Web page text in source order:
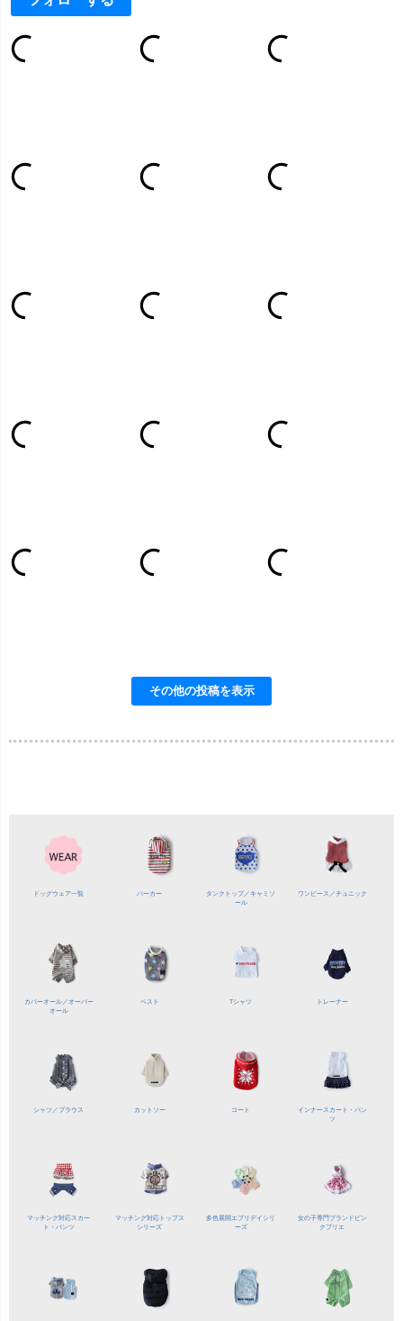
ドッグウェア一覧 パーカー タンクトップ／キャミソ
ール
ワンピース／チュニック
カバーオール／オーバー
オール
ベスト Tシャツ トレーナー
シャツ／ ブラウス カットソー コート
インナースカート・パン
ツ
マッチング対応スカー
ト・パンツ
マッチング対応トップス
シリーズ
多色展開エブリデイシリ
ーズ
女の子専門ブランド ピン
クプリエ